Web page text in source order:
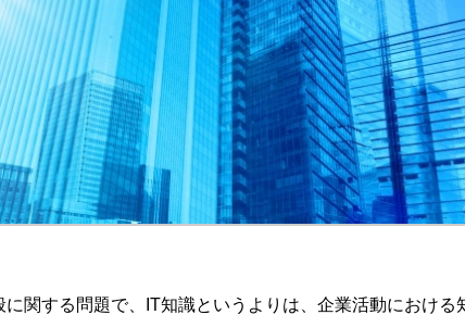
に関する問題で、IT知識というよりは、企業活動における